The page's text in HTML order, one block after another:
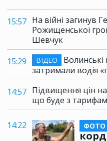
15:57 На війні загинув
Рожищенської
Шевчук
15:29
ВІДЕО
Волинські
затримали водія
14:57 Підвищення цін
що буде з
14:22 ФОТО